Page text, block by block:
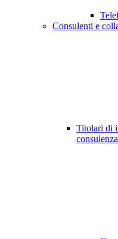
Consulenti e
Titolari di
consulenza